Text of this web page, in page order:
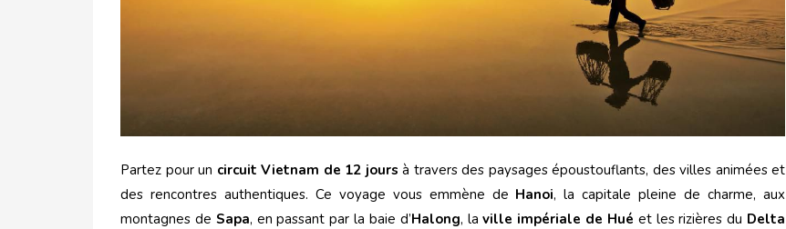
Partez pour un circuit Vietnam de 12 jours à travers des paysages époustouflants, des villes animées et
des rencontres authentiques. Ce voyage vous emmène de Hanoi, la capitale pleine de charme, aux
montagnes de Sapa, en passant par la baie d’Halong, laville impériale de Hué et les rizières du Delta